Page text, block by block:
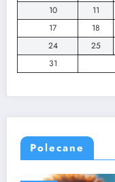
10
11
17
18
24
25
31
Polecane